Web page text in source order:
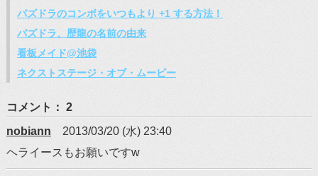
パズドラのコンボをいつもより +1 する方法！
パズドラ、歴龍の名前の由来
看板メイド@池袋
ネクストステージ・オブ・ムービー
コメント： 2
nobiann
2013/03/20 (水) 23:40
ヘライースもお願いですw